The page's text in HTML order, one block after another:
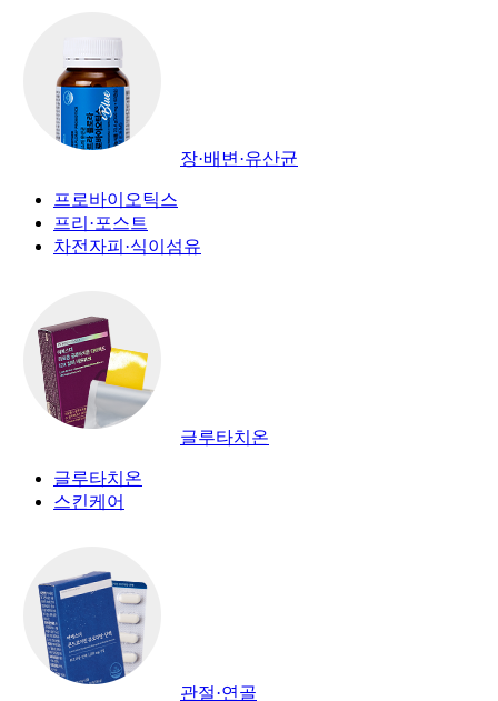
장·배변·유산균
프로바이오틱스
프리·포스트
차전자피·식이섬유
글루타치온
글루타치온
스킨케어
관절·연골